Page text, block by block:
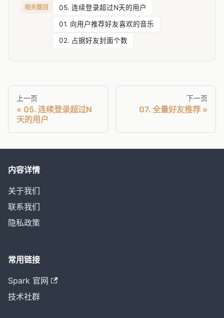
相关题目 05. 连续登录超过N天的用户
01. 向用户推荐好友喜欢的音乐
02. 占据好友封面个数
上一页
05. 连续登录超过N
天的用户
下一页
07. 全量好友推荐
内容详情
关于我们
联系我们
隐私政策
常用链接
Spark 官网
技术社群